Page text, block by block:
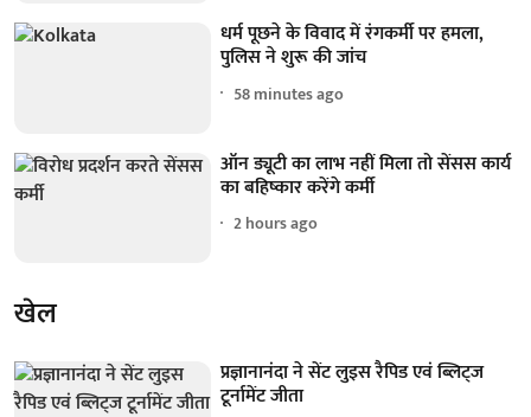
धर्म पूछने के विवाद में रंगकर्मी पर हमला,
पुलिस ने शुरू की जांच
58 minutes ago
ऑन ड्यूटी का लाभ नहीं मिला तो सेंसस कार्य
का बहिष्कार करेंगे कर्मी
2 hours ago
खेल
प्रज्ञानानंदा ने सेंट लुइस रैपिड एवं ब्लिट्ज
टूर्नामेंट जीता